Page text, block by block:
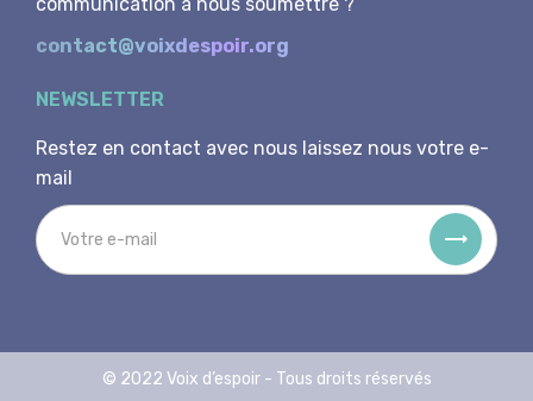
contact@voixdespoir.org
NEWSLETTER
Restez en contact avec nous laissez nous votre e-
mail
© 2022 Voix d’espoir - Tous droits réservés